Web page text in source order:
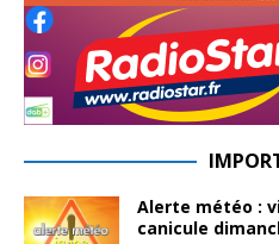
Alerte météo :
canicule